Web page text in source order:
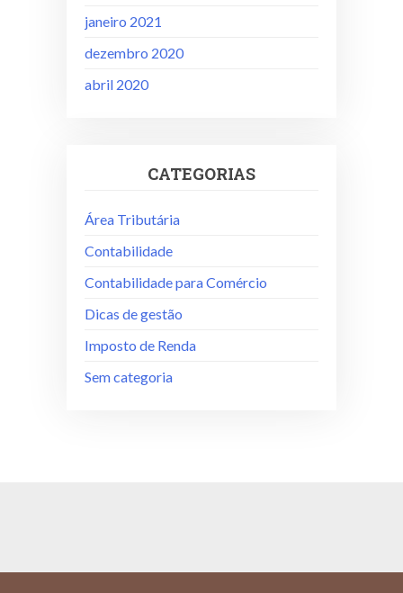
janeiro 2021
dezembro 2020
abril 2020
CATEGORIAS
Área Tributária
Contabilidade
Contabilidade para Comércio
Dicas de gestão
Imposto de Renda
Sem categoria